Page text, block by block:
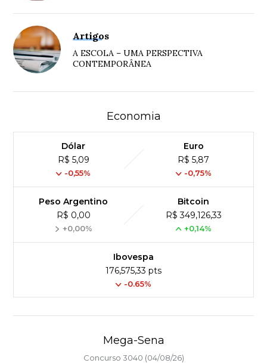
Artigos
A ESCOLA – UMA PERSPECTIVA
CONTEMPORÂNEA
Economia
Dólar
R$ 5,09
-0,55%
Euro
R$ 5,87
-0,75%
Peso Argentino
R$ 0,00
+0,00%
Bitcoin
R$ 349,126,33
+0,14%
Ibovespa
176,575,33 pts
-0.65%
Mega-Sena
Concurso 3040 (04/08/26)